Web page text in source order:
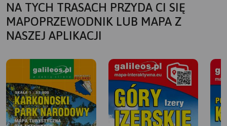
NA TYCH TRASACH PRZYDA CI SIĘ
MAPOPRZEWODNIK LUB MAPA Z
NASZEJ APLIKACJI